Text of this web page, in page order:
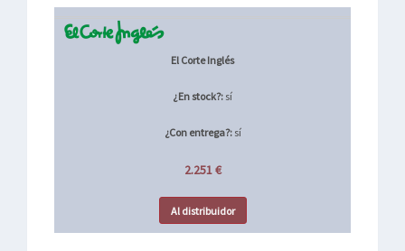
El Corte Inglés
¿En stock?: sí
¿Con entrega?:sí
2.251 €
Al distribuidor